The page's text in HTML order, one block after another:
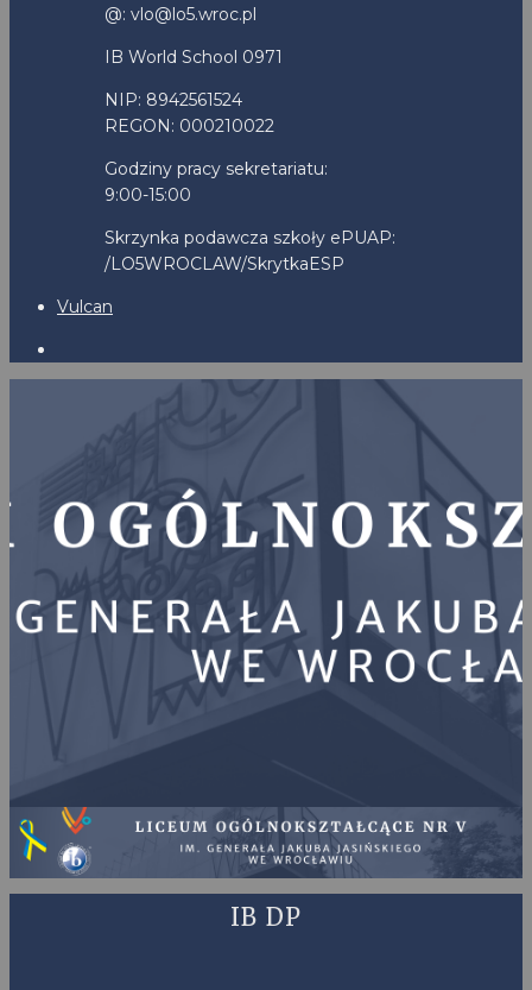
@: vlo@lo5.wroc.pl
IB World School 0971
NIP: 8942561524
REGON: 000210022
Godziny pracy sekretariatu:
9:00-15:00
Skrzynka podawcza szkoły ePUAP:
/LO5WROCLAW/SkrytkaESP
Vulcan
IB DP